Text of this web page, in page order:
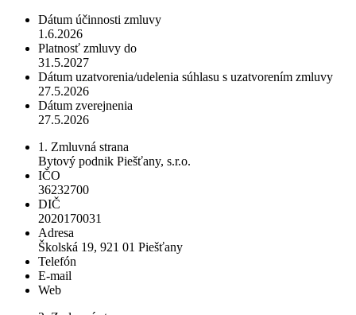
Dátum účinnosti zmluvy
1.6.2026
Platnosť zmluvy do
31.5.2027
Dátum uzatvorenia/udelenia súhlasu s uzatvorením zmluvy
27.5.2026
Dátum zverejnenia
27.5.2026
1. Zmluvná strana
Bytový podnik Piešťany, s.r.o.
IČO
36232700
DIČ
2020170031
Adresa
Školská 19, 921 01 Piešťany
Telefón
E-mail
Web